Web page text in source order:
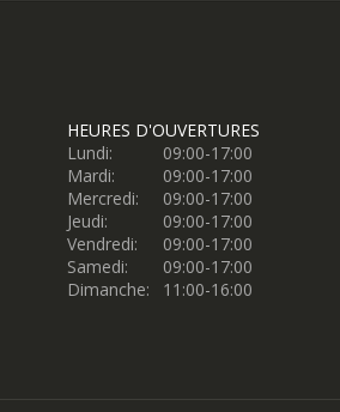
HEURES D'OUVERTURES
Lundi:
09:00-17:00
Mardi:
09:00-17:00
Mercredi:
09:00-17:00
Jeudi:
09:00-17:00
Vendredi:
09:00-17:00
Samedi:
09:00-17:00
Dimanche:
11:00-16:00